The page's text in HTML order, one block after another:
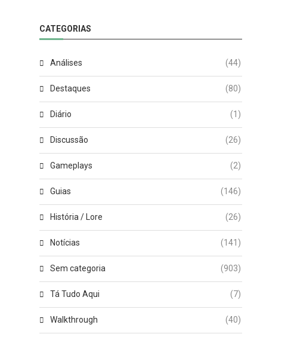
CATEGORIAS
Análises (44)
Destaques (80)
Diário (1)
Discussão (26)
Gameplays (2)
Guias (146)
História / Lore (26)
Notícias (141)
Sem categoria (903)
Tá Tudo Aqui (7)
Walkthrough (40)